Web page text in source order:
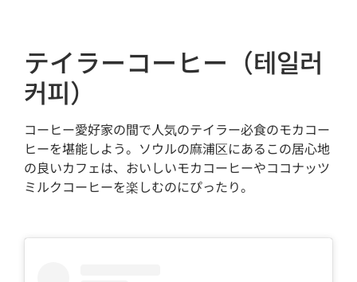
テイラーコーヒー（테일러
커피）
コーヒー愛好家の間で人気のテイラー必食のモカコー
ヒーを堪能しよう。ソウルの麻浦区にあるこの居心地
の良いカフェは、おいしいモカコーヒーやココナッツ
ミルクコーヒーを楽しむのにぴったり。